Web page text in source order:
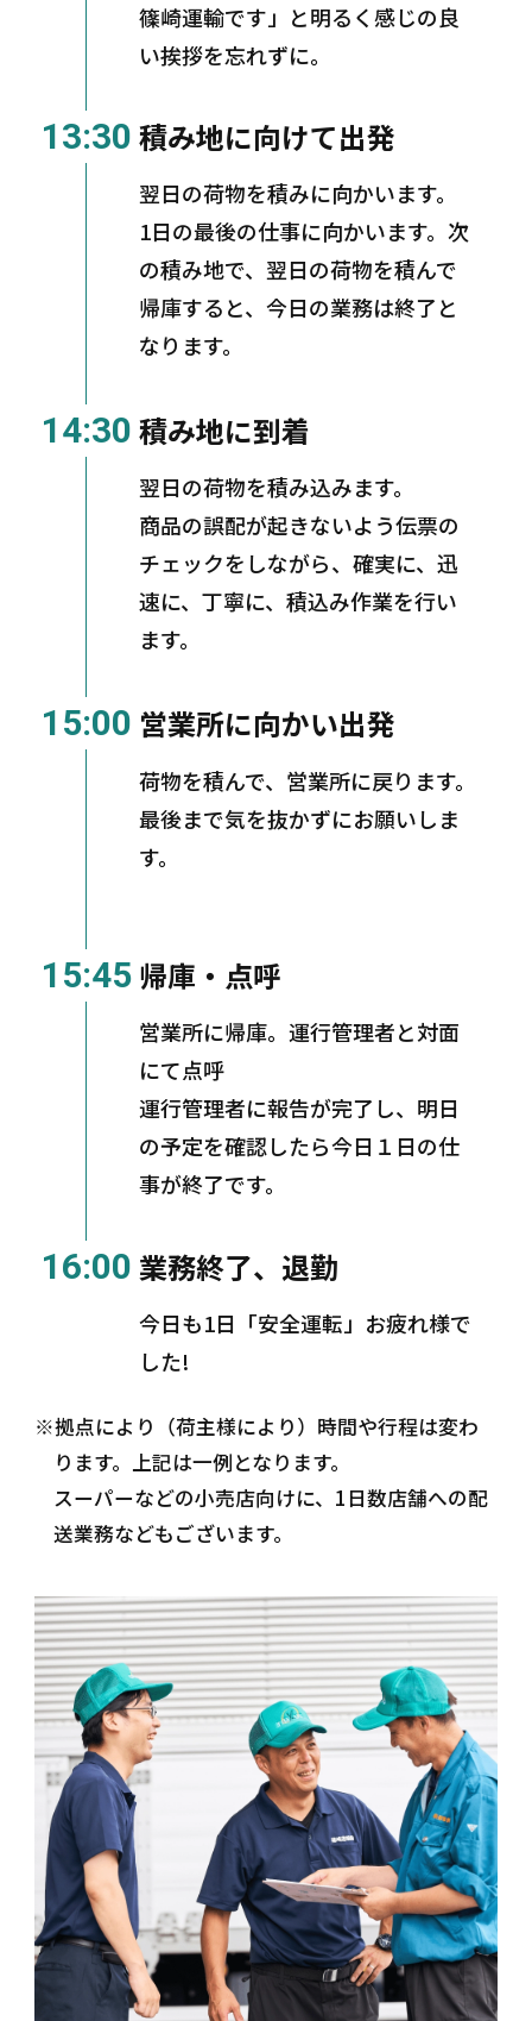
篠崎運輸です」と明るく感じの良
い挨拶を忘れずに。
13:30 積み地に向けて出発
翌日の荷物を積みに向かいます。
1日の最後の仕事に向かいます。次
の積み地で、翌日の荷物を積んで
帰庫すると、今日の業務は終了と
なります。
14:30 積み地に到着
翌日の荷物を積み込みます。
商品の誤配が起きないよう伝票の
チェックをしながら、確実に、迅
速に、丁寧に、積込み作業を行い
ます。
15:00 営業所に向かい出発
荷物を積んで、営業所に戻ります。
最後まで気を抜かずにお願いしま
す。
15:45 帰庫・点呼
営業所に帰庫。運行管理者と対面
にて点呼
運行管理者に報告が完了し、明日
の予定を確認したら今日１日の仕
事が終了です。
16:00 業務終了、退勤
今日も1日「安全運転」お疲れ様で
した!
※拠点により（荷主様により）時間や行程は変わ
ります。上記は一例となります。
スーパーなどの小売店向けに、1日数店舗への配
送業務などもございます。